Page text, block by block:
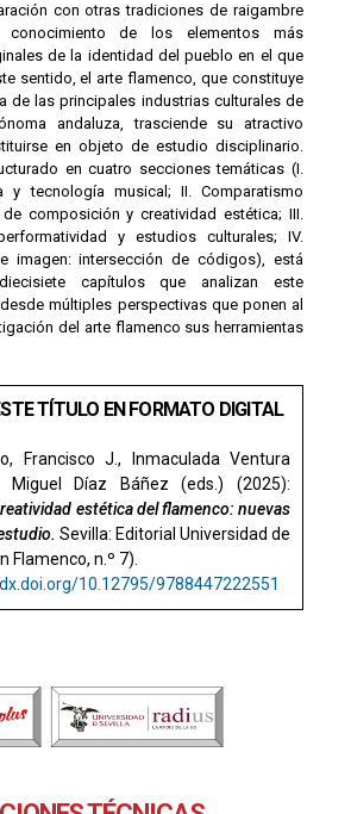
con otras tradiciones de raigambre
de los elementos más
de la identidad del pueblo en el que
sentido, el arte flamenco, que constituye
de las principales industrias culturales de
andaluza, trasciende su atractivo
en objeto de estudio disciplinario.
en cuatro secciones temáticas (I.
y tecnología musical; II. Comparatismo
composición y creatividad estética; III.
y estudios culturales; IV.
imagen: intersección de códigos), está
capítulos que analizan este
múltiples perspectivas que ponen al
del arte flamenco sus herramientas
TÍTULO EN FORMATO DIGITAL
Francisco J., Inmaculada Ventura
Díaz Báñez (eds.) (2025):
estética del flamenco: nuevas
Sevilla: Editorial Universidad de
Flamenco, n.º 7).
10.12795/9788447222551